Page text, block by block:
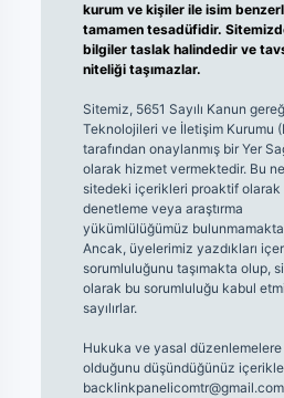
kurum ve kişiler ile isim
tamamen tesadüfidir.
bilgiler taslak halindedir ve
niteliği taşımazlar.
Sitemiz, 5651 Sayılı Kanun
Teknolojileri ve İletişim Kurumu
tarafından onaylanmış bir Yer
olarak hizmet vermektedir. Bu
sitedeki içerikleri proaktif olarak
denetleme veya araştırma
yükümlülüğümüz
Ancak, üyelerimiz yazdıkları
sorumluluğunu taşımakta olup,
olarak bu sorumluluğu kabul
sayılırlar.
Hukuka ve yasal düzenlemelere
olduğunu düşündüğünüz
backlinkpanelicomtr@gmail.com